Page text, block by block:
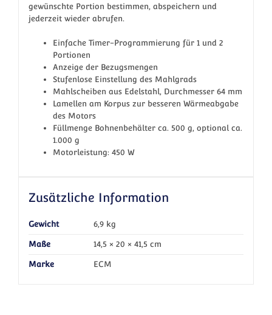
gewünschte Portion bestimmen, abspeichern und
jederzeit wieder abrufen.
Einfache Timer-Programmierung für 1 und 2
Portionen
Anzeige der Bezugsmengen
Stufenlose Einstellung des Mahlgrads
Mahlscheiben aus Edelstahl, Durchmesser 64 mm
Lamellen am Korpus zur besseren Wärmeabgabe
des Motors
Füllmenge Bohnenbehälter ca. 500 g, optional ca.
1.000 g
Motorleistung: 450 W
Zusätzliche Information
Gewicht 6,9 kg
Maße 14,5 × 20 × 41,5 cm
Marke ECM